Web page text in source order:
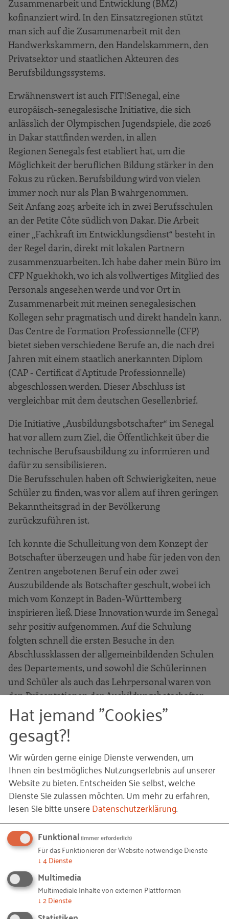
Zusammenarbeit und Entwicklung (BMZ)
kofinanziert wird. In den Einsatzregionen stützt
man sich auf die Zusammenarbeit mit den
Handwerkskammern, den Handelskammern, den
Privatsektor und staatlichen Akteuren des
Berufsbildungssystems.
Erwähnenswert ist auch FIT!Senegal, eine
europäisch-senegalesische Initiative, die sich
anlässlich der Olympischen Jugendspiele, die 2026
in Dakar stattfinden werden, in allen
Regionen Senegals fest etabliert hat, um die
Möglichkeit der beruflichen Bildung stärker in den
Fokus zu rücken. Berufsbildung wird von vielen
immer noch nur als Plan B wahrgenommen.
Seit Anfang 2025 arbeite ich in zwei Berufsschulen
an der Petite Côte südlich von Dakar. Die Arbeit
einer „Fachkraft im Entwicklungsdienst“ besteht in
der Regel darin, direkt mit lokalen Partnern
zusammenzuarbeiten. Ich habe daher mein Büro im
CFP Nguekhokh, wo ich als vollwertiges Mitglied des
Personals angesehen werde und vor Ort in
Zusammenarbeit mit meinen senegalesischen
Kollegen sehr pragmatisch und direkt handeln kann.
Das Centre de Formation Professionnelle (CFP)
bietet sieben verschiedene Berufe an, die nach drei
Jahren mit einem staatlich anerkannten Diplom
(CAP - Certificat d'Aptitude Professionnelle)
abgeschlossen werden. Dieser Abschluss ist
vergleichbar mit dem deutschen Gesellenbrief.
Die Initiative „Ausbildungsbotschafter“ im Senegal
hat vor allem zum Ziel, die Öffentlichkeit über die
technische Berufsausbildung zu informieren und
dafür zu sensibilisieren.
Die Berufsschulen haben oft Schwierigkeiten, neue
Schüler zu finden, was vor allem auf ihren geringen
Bekanntheitsgrad in der Bevölkerung
zurückzuführen ist.
Ich konnte die Schulleitung von dem Konzept der
Botschafter überzeugen und habe für jeden von den
Zentren angebotenen Beruf ein oder zwei
Auszubildende als Botschafter geschult, wobei ich
mich vom Konzept in Baden-Württemberg
inspirieren ließ. Diese Innovation wurde im Senegal
sehr positiv aufgenommen. Auf die Schulung
folgten schnell die ersten Besuche in den
Abschlussklassen der allgemeinbildenden Schulen
des Departements, und sowohl die Schülerinnen
und Schüler als auch das Lehrpersonal waren von
den Präsentationen der Ausbildungsbotschafter
begeistert.
Zahlreiche Jugendliche folgten der Einladung der
Botschafter, zum Tag der offenen Tür der
Berufsschule zu kommen, um sich über die
verschiedenen Berufe und Werkstätten zu
informieren. Die Berufsschullehrer, die in beiden
Zentren für Kommunikation und
Öffentlichkeitsarbeit zuständig sind, begleiten die
Aktivitäten eng und erweitern mit ihren neuen
Ideen den Horizont im Bereich der
Öffentlichkeitsarbeit.
Weitere Maßnahmen sind gemeinsam mit den
Ausbildungsbotschaftern geplant, um den
Hat jemand "Cookies"
gesagt?!
Wir würden gerne einige Dienste verwenden, um
Ihnen ein bestmögliches Nutzungserlebnis auf unserer
Website zu bieten. Entscheiden Sie selbst, welche
Dienste Sie zulassen möchten.Um mehr zu erfahren,
lesen Sie bitte unsereDatenschutzerklärung.
Funktional(immer erforderlich)
Für das Funktionieren der Website notwendige Dienste
↓ 4Dienste
Multimedia
Multimediale Inhalte von externen Plattformen
↓ 2Dienste